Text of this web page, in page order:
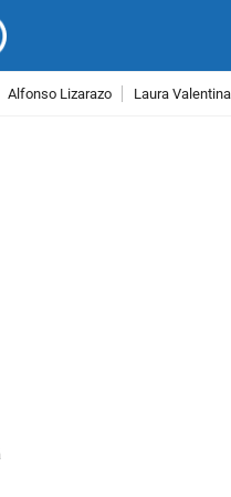
Alfonso Lizarazo Laura